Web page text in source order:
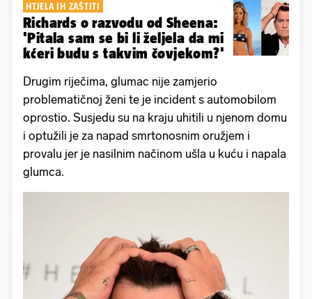
HTJELA IH ZAŠTITI
Richards o razvodu od Sheena:
'Pitala sam se bi li željela da mi
kćeri budu s takvim čovjekom?'
Drugim riječima, glumac nije zamjerio
problematičnoj ženi te je incident s automobilom
oprostio. Susjedu su na kraju uhitili u njenom domu
i optužili je za napad smrtonosnim oružjem i
provalu jer je nasilnim načinom ušla u kuću i napala
glumca.